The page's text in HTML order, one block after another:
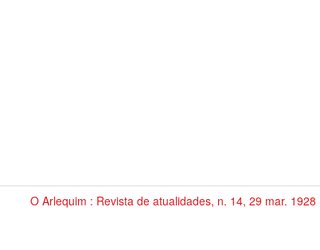
O Arlequim : Revista de atualidades, n. 14, 29 mar. 1928